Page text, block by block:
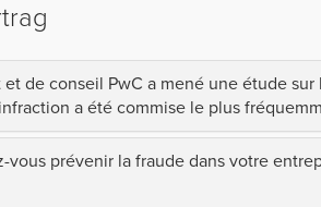
et de conseil PwC a mené une étude
a été commise le plus
vous prévenir la fraude dans votre